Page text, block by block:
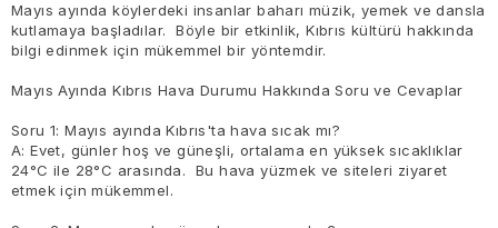
Mayıs ayında köylerdeki insanlar baharı müzik, yemek ve dansla
kutlamaya başladılar. Böyle bir etkinlik, Kıbrıs kültürü hakkında
bilgi edinmek için mükemmel bir yöntemdir.
Mayıs Ayında Kıbrıs Hava Durumu Hakkında Soru ve Cevaplar
Soru 1: Mayıs ayında Kıbrıs'ta hava sıcak mı?
A: Evet, günler hoş ve güneşli, ortalama en yüksek sıcaklıklar
24°C ile 28°C arasında. Bu hava yüzmek ve siteleri ziyaret
etmek için mükemmel.